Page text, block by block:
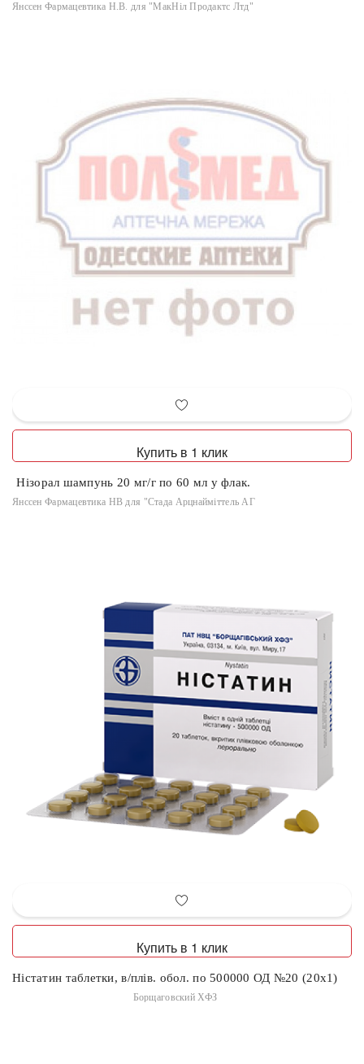
Янссен Фармацевтика Н.В. для "МакНіл Продактс Лтд"
Купить в 1 клик
Нізорал шампунь 20 мг/г по 60 мл у флак.
Янссен Фармацевтика НВ для "Стада Арцнайміттель АГ
Купить в 1 клик
Ністатин таблетки, в/плів. обол. по 500000 ОД №20 (20х1)
Борщаговский ХФЗ